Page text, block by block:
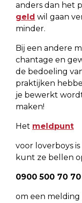
anders dan het
geld wil gaan
minder.
Bij een andere
chantage en
de bedoeling
praktijken
je bewerkt
maken!
Het meldpunt
voor loverboys
kunt ze bellen
0900 500 70 70
om een